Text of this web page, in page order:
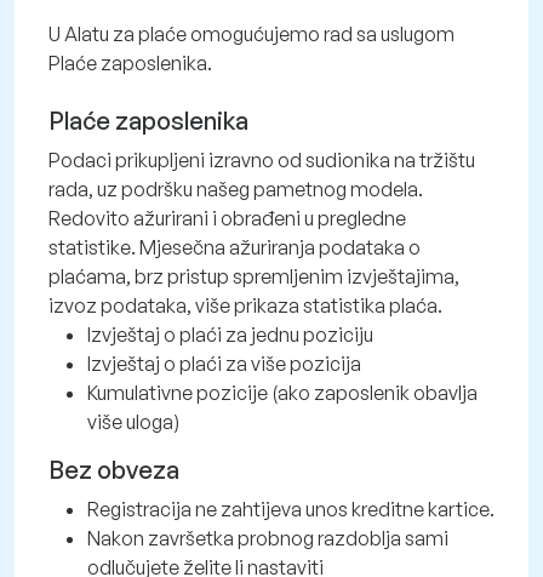
U Alatu za plaće omogućujemo rad sa uslugom
Plaće zaposlenika.
Plaće zaposlenika
Podaci prikupljeni izravno od sudionika na tržištu
rada, uz podršku našeg pametnog modela.
Redovito ažurirani i obrađeni u pregledne
statistike. Mjesečna ažuriranja podataka o
plaćama, brz pristup spremljenim izvještajima,
izvoz podataka, više prikaza statistika plaća.
Izvještaj o plaći za jednu poziciju
Izvještaj o plaći za više pozicija
Kumulativne pozicije (ako zaposlenik obavlja
više uloga)
Bez obveza
Registracija ne zahtijeva unos kreditne kartice.
Nakon završetka probnog razdoblja sami
odlučujete želite li nastaviti